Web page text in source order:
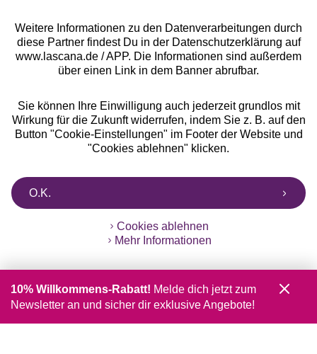
Weitere Informationen zu den Datenverarbeitungen durch
diese Partner findest Du in der Datenschutzerklärung auf
www.lascana.de / APP. Die Informationen sind außerdem
über einen Link in dem Banner abrufbar.
Sie können Ihre Einwilligung auch jederzeit grundlos mit
Wirkung für die Zukunft widerrufen, indem Sie z. B. auf den
Button "Cookie-Einstellungen" im Footer der Website und
"Cookies ablehnen" klicken.
O.K.
Cookies ablehnen
Mehr Informationen
10% Willkommens-Rabatt! Melde dich jetzt zum
Newsletter an und sicher dir exklusive Angebote!